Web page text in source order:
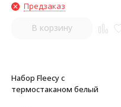
Предзаказ
В корзину
Набор Fleecy с
термостаканом белый